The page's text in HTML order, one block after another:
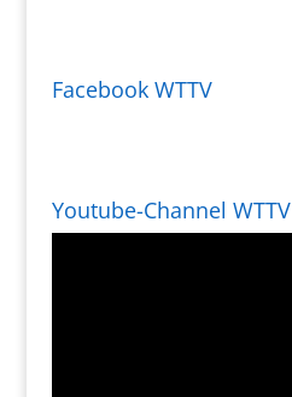
Facebook WTTV
Youtube-Channel WTTV